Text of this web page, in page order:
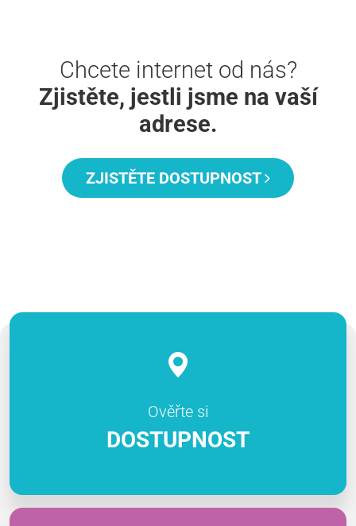
Chcete internet od nás?
Zjistěte, jestli jsme na vaší
adrese.
ZJISTĚTE DOSTUPNOST
Ověřte si
DOSTUPNOST